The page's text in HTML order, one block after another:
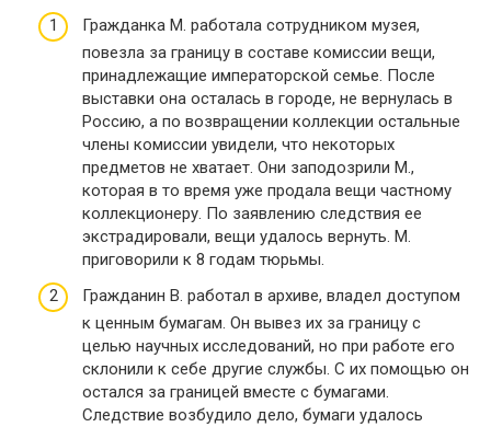
Гражданка М. работала сотрудником музея,
повезла за границу в составе комиссии вещи,
принадлежащие императорской семье. После
выставки она осталась в городе, не вернулась в
Россию, а по возвращении коллекции остальные
члены комиссии увидели, что некоторых
предметов не хватает. Они заподозрили М.,
которая в то время уже продала вещи частному
коллекционеру. По заявлению следствия ее
экстрадировали, вещи удалось вернуть. М.
приговорили к 8 годам тюрьмы.
Гражданин В. работал в архиве, владел доступом
к ценным бумагам. Он вывез их за границу с
целью научных исследований, но при работе его
склонили к себе другие службы. С их помощью он
остался за границей вместе с бумагами.
Следствие возбудило дело, бумаги удалось